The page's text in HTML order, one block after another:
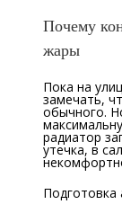
Почему
жары
Пока на
замечать,
обычного.
радиатор
утечка, в
Подготовка